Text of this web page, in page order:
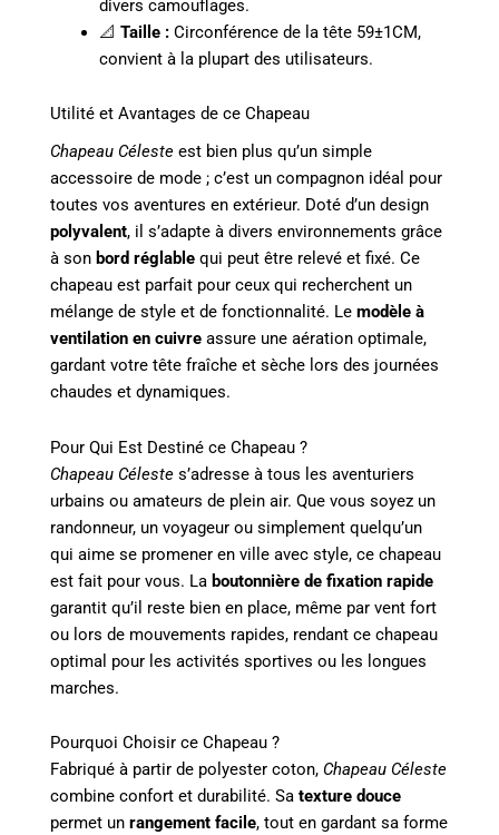
divers camouflages.
📐 Taille :Circonférence de la tête 59±1CM,
convient à la plupart des utilisateurs.
Utilité et Avantages de ce Chapeau
Chapeau Céleste est bien plus qu’un simple
accessoire de mode ; c’est un compagnon idéal pour
toutes vos aventures en extérieur. Doté d’un design
polyvalent, il s’adapte à divers environnements grâce
à son bord réglable qui peut être relevé et fixé. Ce
chapeau est parfait pour ceux qui recherchent un
mélange de style et de fonctionnalité. Le modèle à
ventilation en cuivre assure une aération optimale,
gardant votre tête fraîche et sèche lors des journées
chaudes et dynamiques.
Pour Qui Est Destiné ce Chapeau ?
Chapeau Céleste s’adresse à tous les aventuriers
urbains ou amateurs de plein air. Que vous soyez un
randonneur, un voyageur ou simplement quelqu’un
qui aime se promener en ville avec style, ce chapeau
est fait pour vous. La boutonnière de fixation rapide
garantit qu’il reste bien en place, même par vent fort
ou lors de mouvements rapides, rendant ce chapeau
optimal pour les activités sportives ou les longues
marches.
Pourquoi Choisir ce Chapeau ?
Fabriqué à partir de polyester coton, Chapeau Céleste
combine confort et durabilité. Sa texture douce
permet un rangement facile, tout en gardant sa forme